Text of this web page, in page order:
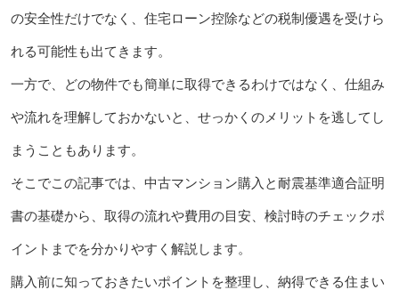
の安全性だけでなく、住宅ローン控除などの税制優遇を受けら
れる可能性も出てきます。
一方で、どの物件でも簡単に取得できるわけではなく、仕組み
や流れを理解しておかないと、せっかくのメリットを逃してし
まうこともあります。
そこでこの記事では、中古マンション購入と耐震基準適合証明
書の基礎から、取得の流れや費用の目安、検討時のチェックポ
イントまでを分かりやすく解説します。
購入前に知っておきたいポイントを整理し、納得できる住まい